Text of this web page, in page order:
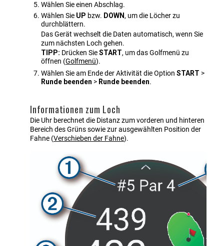
Wählen Sie einen Abschlag.
Wählen Sie UP bzw. DOWN, um die Löcher zu
durchblättern.
Das Gerät wechselt die Daten automatisch, wenn Sie
zum nächsten Loch gehen.
TIPP: Drücken SieSTART, um das Golfmenü zu
öffnen (Golfmenü).
Wählen Sie am Ende der Aktivität die Option START >
Runde beenden > Runde beenden.
Informationen zum Loch
Die Uhr berechnet die Distanz zum vorderen und hinteren
Bereich des Grüns sowie zur ausgewählten Position der
Fahne (Verschieben der Fahne).